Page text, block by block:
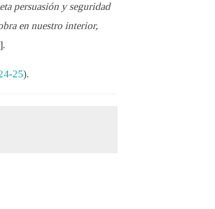
persuasión y seguridad
en nuestro interior,
25).